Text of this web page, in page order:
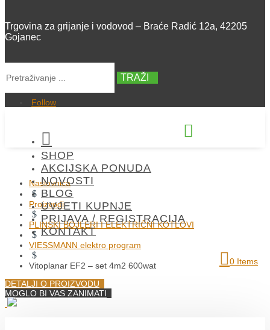
Trgovina za grijanje i vodovod – Braće Radić 12a, 42205
Gojanec
TRAŽI
Follow


SHOP
AKCIJSKA PONUDA
NOVOSTI
BLOG
UVJETI KUPNJE
PRIJAVA / REGISTRACIJA
KONTAKT
0 Items
Naslovnica
$
Proizvodi
$
PLINSKI BOJLERI I ELEKTRIČNI KOTLOVI
$
VIESSMANN elektro program
$
Vitoplanar EF2 – set 4m2 600wat
DETALJI O PROIZVODU
MOGLO BI VAS ZANIMATI